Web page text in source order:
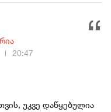
უკვე დაწყებულია
20:47